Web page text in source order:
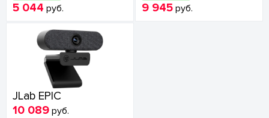
5 044 руб. 9 945 руб.
JLab EPIC
10 089 руб.